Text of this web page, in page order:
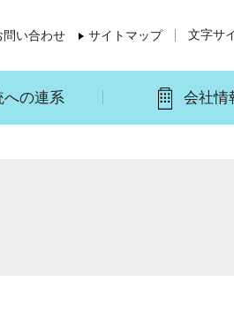
への連系 会社情
問い合わせ サイトマップ 文字サ